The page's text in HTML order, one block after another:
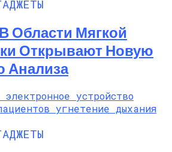
Области Мягкой
Открывают Новую
Анализа